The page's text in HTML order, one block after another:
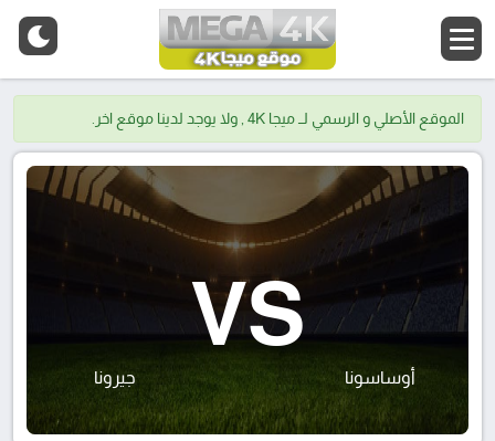
الموقع الأصلي و الرسمي لــ ميجا 4K , ولا يوجد لدينا موقع اخر.
أوساسونا
VS
جيرونا